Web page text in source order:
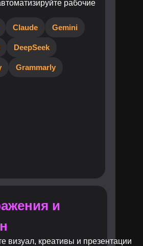
и
визуал, креативы и презентации
рабочие
Claude Gemini
DeepSeek
Grammarly